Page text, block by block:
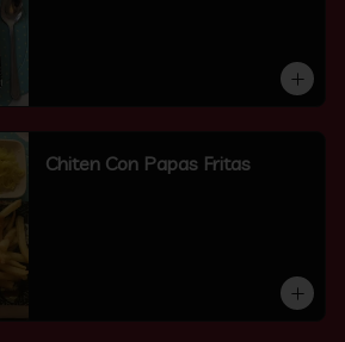
Chiten Con Papas Fritas